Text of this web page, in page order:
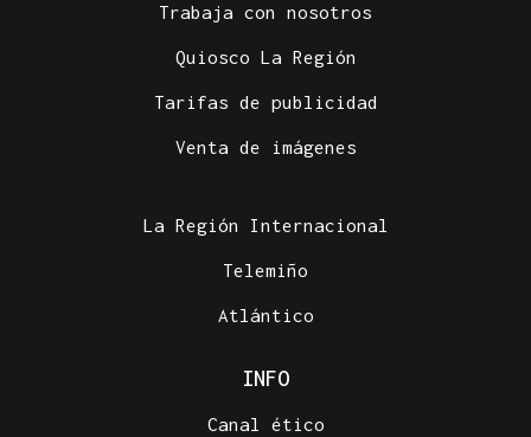
Trabaja con nosotros
Quiosco La Región
Tarifas de publicidad
Venta de imágenes
La Región Internacional
Telemiño
Atlántico
INFO
Canal ético